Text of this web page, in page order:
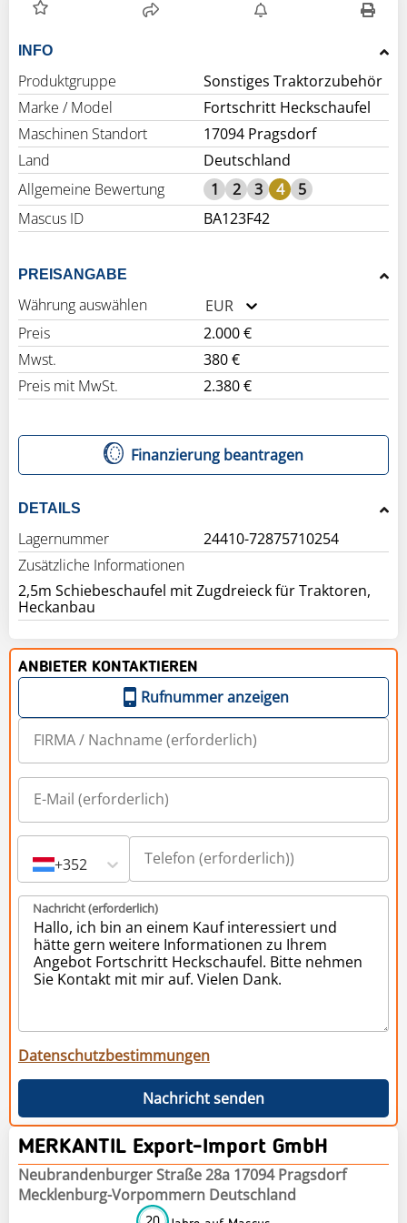
INFO
Produktgruppe
Sonstiges Traktorzubehör
Marke / Model
Fortschritt Heckschaufel
Maschinen Standort
17094 Pragsdorf
Land
Deutschland
Allgemeine Bewertung
1 2 3 4
5
Mascus ID
BA123F42
PREISANGABE
Währung auswählen
EUR
Preis
2.000 €
Mwst.
380 €
Preis mit MwSt.
2.380 €
Finanzierung beantragen
DETAILS
Lagernummer
24410-72875710254
Zusätzliche Informationen
2,5m Schiebeschaufel mit Zugdreieck für Traktoren,
Heckanbau
ANBIETER KONTAKTIEREN
Rufnummer anzeigen
+352
Nachricht (erforderlich)
Datenschutzbestimmungen
Nachricht senden
MERKANTIL Export-Import GmbH
Neubrandenburger Straße 28a 17094 Pragsdorf
Mecklenburg-Vorpommern Deutschland